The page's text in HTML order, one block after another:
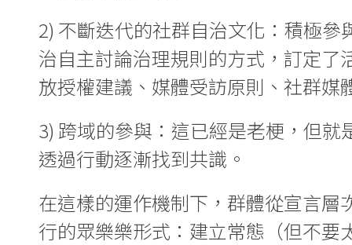
2) 不斷迭代的社群自治文化：積極
治自主討論治理規則的方式，訂定
放授權建議、媒體受訪原則、社群媒
3) 跨域的參與：這已經是老梗，但
透過行動逐漸找到共識。
在這樣的運作機制下，群體從宣言
行的眾樂樂形式：建立常態（但不